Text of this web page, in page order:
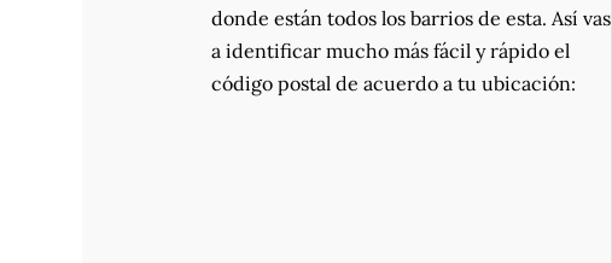
donde están todos los barrios de esta. Así vas
a identificar mucho más fácil y rápido el
código postal de acuerdo a tu ubicación: